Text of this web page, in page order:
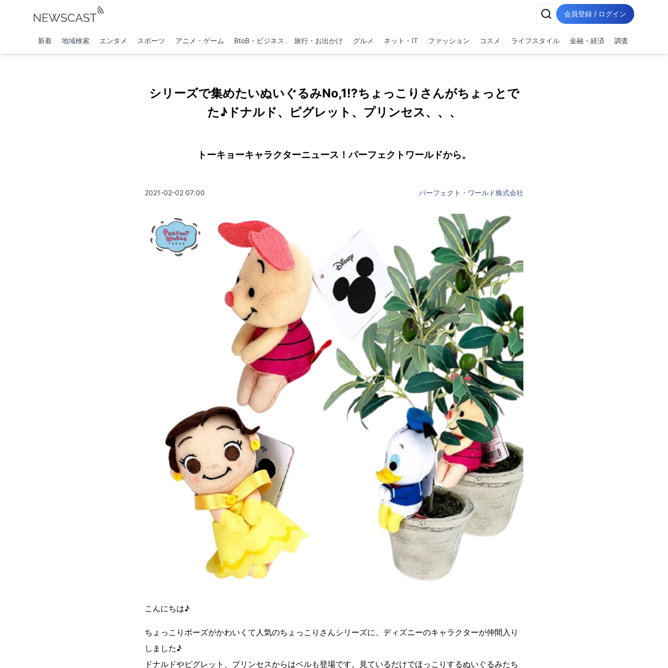
会員登録 / ログイン
新着 地域検索 エンタメ スポーツ アニメ・ゲーム BtoB・ビジネス 旅行・お出かけ グルメ ネット・IT ファッション コスメ ライフスタイル 金融・経済 調査
シリーズで集めたいぬいぐるみNo,1!?ちょっこりさんがちょっとで
た♪ドナルド、ピグレット、プリンセス、、、
トーキョーキャラクターニュース！パーフェクトワールドから。
2021-02-02 07:00 パーフェクト・ワールド株式会社
こんにちは♪
ちょっこりポーズがかわいくて人気のちょっこりさんシリーズに、ディズニーのキャラクターが仲間入り
しました♪
ドナルドやピグレット、プリンセスからはベルも登場です。見ているだけでほっこりするぬいぐるみたち